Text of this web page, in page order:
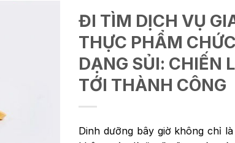
ĐI TÌM DỊCH VỤ
THỰC PHẨM
DẠNG SỦI: CHIẾN
TỚI THÀNH CÔNG
Dinh dưỡng bây giờ không chỉ